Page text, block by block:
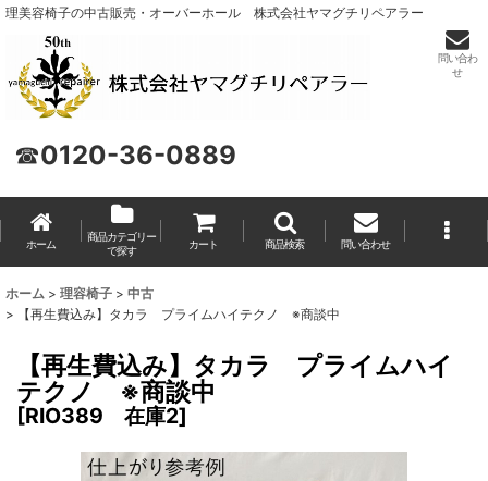
理美容椅子の中古販売・オーバーホール 株式会社ヤマグチリペアラー
☎0120-36-0889
問い合わ
せ
ホーム
商品カテゴリー
で探す
カート 商品検索 問い合わせ
ホーム > 理容椅子 > 中古
>
【再生費込み】タカラ プライムハイテクノ ※商談中
【再生費込み】タカラ プライムハイ
テクノ ※商談中
[RIO389 在庫2]